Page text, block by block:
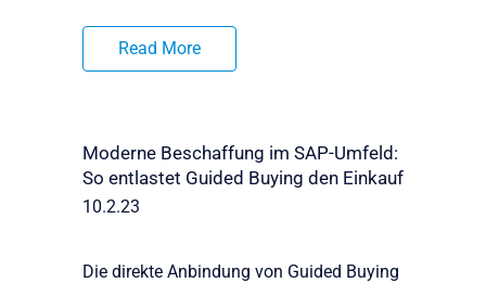
Read More
Moderne Beschaffung im SAP-Umfeld:
So entlastet Guided Buying den Einkauf
10.2.23
Die direkte Anbindung von Guided Buying